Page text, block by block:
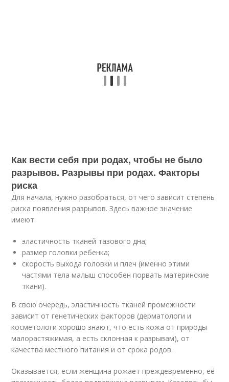
Как вести себя при родах, чтобы не было
разрывов. Разрывы при родах. Факторы
риска
Для начала, нужно разобраться, от чего зависит степень
риска появления разрывов. Здесь важное значение
имеют:
эластичность тканей тазового дна;
размер головки ребенка;
скорость выхода головки и плеч (именно этими
частями тела малыш способен порвать материнские
ткани).
В свою очередь, эластичность тканей промежности
зависит от генетических факторов (дерматологи и
косметологи хорошо знают, что есть кожа от природы
малорастяжимая, а есть склонная к разрывам), от
качества местного питания и от срока родов.
Оказывается, если женщина рожает преждевременно, её